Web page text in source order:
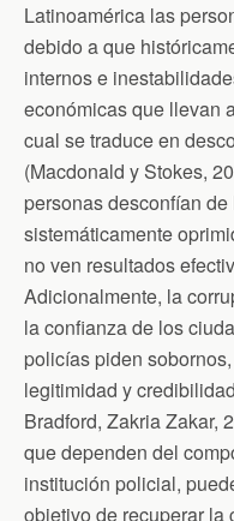
Latinoamérica las
debido a que
internos e
económicas que llevan
cual se traduce en
(Macdonald y Stokes,
personas desconfían
sistemáticamente
no ven resultados
Adicionalmente, la
la confianza de los
policías piden
legitimidad y
Bradford, Zakria Zakar,
que dependen del
institución policial,
objetivo de recuperar la